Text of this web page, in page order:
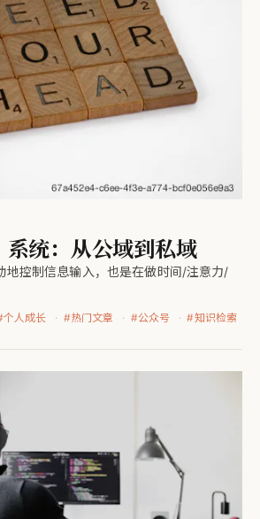
统：从公域到私域
地控制信息输入，也是在做时间/注意力/
个人成长 #热门文章 #公众号 #知识检索